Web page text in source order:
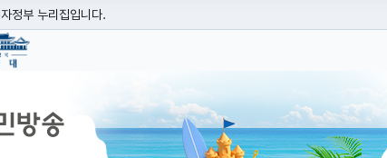
정부 누리집입니다.
인 주소를 사용하고 있다면 아래 URL에서 도메인 주소를 확인해 보세요